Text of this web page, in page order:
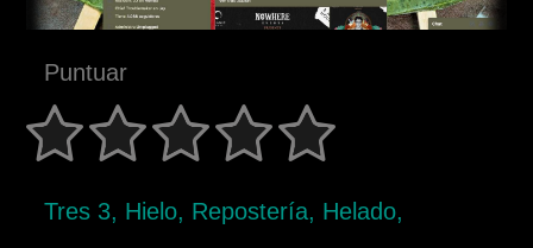
Puntuar
Tres 3, Hielo, Repostería, Helado,